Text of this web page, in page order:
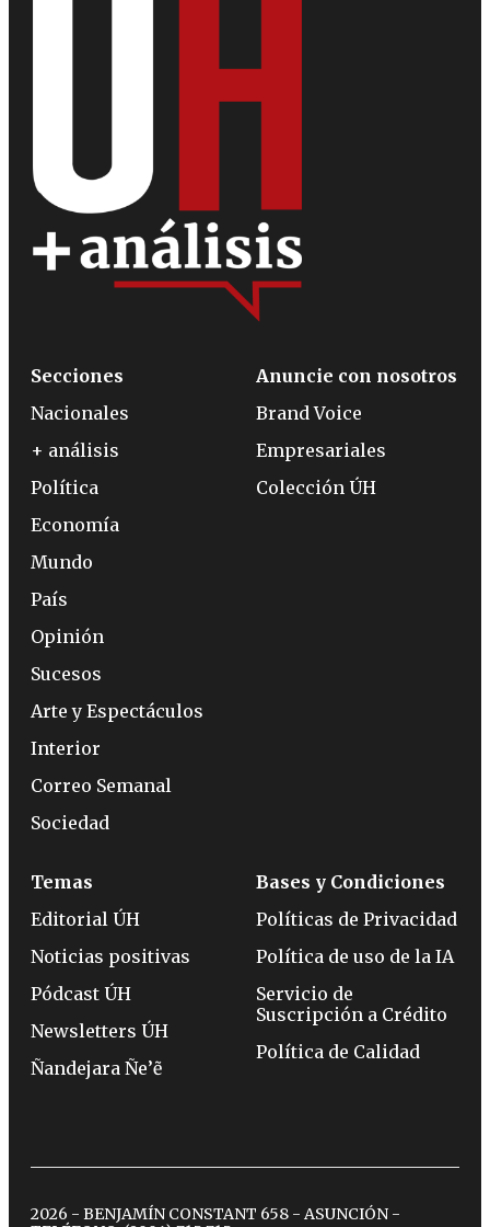
Secciones
Nacionales
+ análisis
Política
Economía
Mundo
País
Opinión
Sucesos
Arte y Espectáculos
Interior
Correo Semanal
Sociedad
Anuncie con nosotros
Brand Voice
Empresariales
Colección ÚH
Temas
Editorial ÚH
Noticias positivas
Pódcast ÚH
Newsletters ÚH
Ñandejara Ñe’ẽ
Bases y Condiciones
Políticas de Privacidad
Política de uso de la IA
Servicio de
Suscripción a Crédito
Política de Calidad
2026 - BENJAMÍN CONSTANT 658 - ASUNCIÓN -